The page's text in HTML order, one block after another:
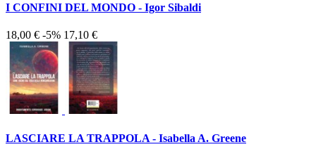
I CONFINI DEL MONDO - Igor Sibaldi
18,00 € -5% 17,10 €
LASCIARE LA TRAPPOLA - Isabella A. Greene